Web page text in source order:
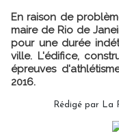
En raison de
maire de Rio de
pour une durée
ville. L'édifice,
épreuves
2016.
Rédigé par La